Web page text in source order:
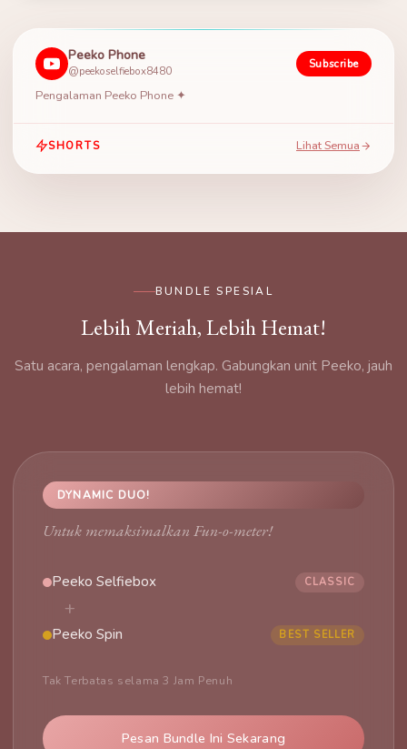
Peeko Phone
@peekoselfiebox8480 Subscribe
Pengalaman Peeko Phone ✦
SHORTS Lihat Semua
BUNDLE SPESIAL
Lebih Meriah, Lebih Hemat!
Satu acara, pengalaman lengkap. Gabungkan unit Peeko, jauh
lebih hemat!
DYNAMIC DUO!
Untuk memaksimalkan Fun-o-meter!
Peeko Selfiebox CLASSIC
+
Peeko Spin BEST SELLER
Tak Terbatas selama 3 Jam Penuh
Pesan Bundle Ini Sekarang